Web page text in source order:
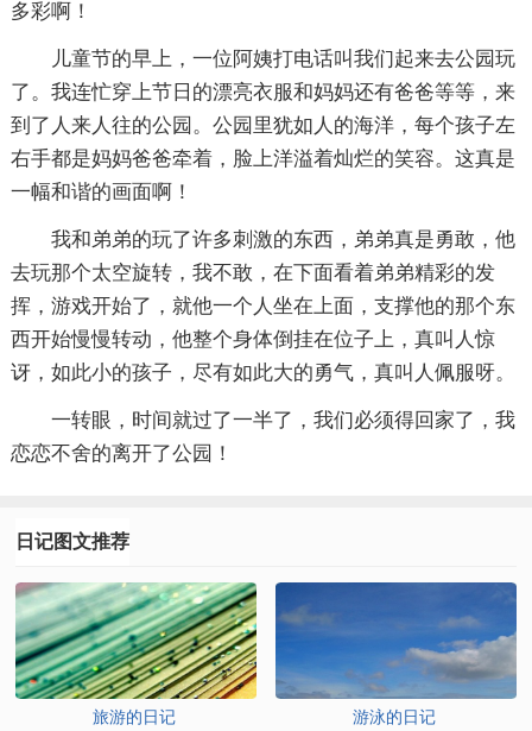
多彩啊！
儿童节的早上，一位阿姨打电话叫我们起来去公园玩
了。我连忙穿上节日的漂亮衣服和妈妈还有爸爸等等，来
到了人来人往的公园。公园里犹如人的海洋，每个孩子左
右手都是妈妈爸爸牵着，脸上洋溢着灿烂的笑容。这真是
一幅和谐的画面啊！
我和弟弟的玩了许多刺激的东西，弟弟真是勇敢，他
去玩那个太空旋转，我不敢，在下面看着弟弟精彩的发
挥，游戏开始了，就他一个人坐在上面，支撑他的那个东
西开始慢慢转动，他整个身体倒挂在位子上，真叫人惊
讶，如此小的孩子，尽有如此大的勇气，真叫人佩服呀。
一转眼，时间就过了一半了，我们必须得回家了，我
恋恋不舍的离开了公园！
日记图文推荐
旅游的日记 游泳的日记